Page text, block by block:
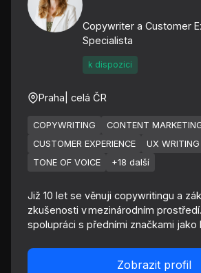
Copywriter a Customer
Specialista
k dispozici
Praha | celá ČR
COPYWRITING
CONTENT
CUSTOMER EXPERIENCE
UX WRITING
TONE OF VOICE
+18 další
Již 10 let se věnuji copywritingu a
zkušenosti v mezinárodním
spolupráci s předními značkami jako
Zobrazit profil